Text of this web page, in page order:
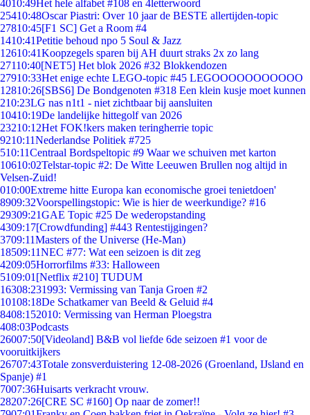
4010:49Het hele alfabet #108 en 4letterwoord
25410:48Oscar Piastri: Over 10 jaar de BESTE allertijden-topic
27810:45[F1 SC] Get a Room #4
1410:41Petitie behoud npo 5 Soul & Jazz
12610:41Koopzegels sparen bij AH duurt straks 2x zo lang
27110:40[NET5] Het blok 2026 #32 Blokkendozen
27910:33Het enige echte LEGO-topic #45 LEGOOOOOOOOOOO
12810:26[SBS6] De Bondgenoten #318 Een klein kusje moet kunnen
210:23LG nas n1t1 - niet zichtbaar bij aansluiten
10410:19De landelijke hittegolf van 2026
23210:12Het FOK!kers maken teringherrie topic
9210:11Nederlandse Politiek #725
510:11Centraal Bordspeltopic #9 Waar we schuiven met karton
10610:02Telstar-topic #2: De Witte Leeuwen Brullen nog altijd in
Velsen-Zuid!
010:00Extreme hitte Europa kan economische groei tenietdoen'
8909:32Voorspellingstopic: Wie is hier de weerkundige? #16
29309:21GAE Topic #25 De wederopstanding
4309:17[Crowdfunding] #443 Rentestijgingen?
3709:11Masters of the Universe (He-Man)
18509:11NEC #77: Wat een seizoen is dit zeg
4209:05Horrorfilms #33: Halloween
5109:01 [Netflix #210] TUDUM
16308:231993: Vermissing van Tanja Groen #2
10108:18De Schatkamer van Beeld & Geluid #4
8408:152010: Vermissing van Herman Ploegstra
408:03Podcasts
26007:50[Videoland] B&B vol liefde 6de seizoen #1 voor de
vooruitkijkers
26707:43Totale zonsverduistering 12-08-2026 (Groenland, IJsland en
Spanje) #1
7007:36Huisarts verkracht vrouw.
28207:26[CRE SC #160] Op naar de zomer!!